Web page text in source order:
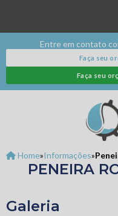
Entre em contato
Faça seu
Faça seu
Home»Informações»
PENEIRA
Galeria